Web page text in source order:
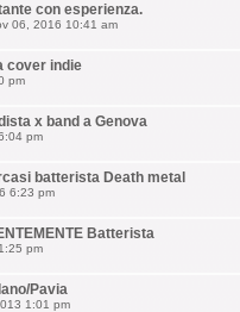
con esperienza.
06, 2016 10:41 am
cover indie
pm
x band a Genova
pm
batterista Death metal
6:23 pm
Batterista
pm
Pavia
1:01 pm